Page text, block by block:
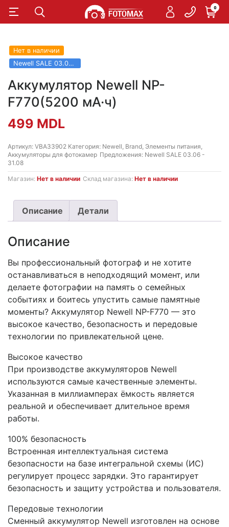
0
Нет в наличии
Newell SALE 03.06 - 31.08
Аккумулятор Newell NP-
F770(5200 мА·ч)
499 MDL
Артикул: VBA33902 Категория: Newell, Brand, Элементы питания,
Аккумуляторы для фотокамер Предложения: Newell SALE 03.06 -
31.08
Магазин: Нет в наличии Склад магазина: Нет в наличии
Описание Детали
Описание
Вы профессиональный фотограф и не хотите
останавливаться в неподходящий момент, или
делаете фотографии на память о семейных
событиях и боитесь упустить самые памятные
моменты? Аккумулятор Newell NP-F770 — это
высокое качество, безопасность и передовые
технологии по привлекательной цене.
Высокое качество
При производстве аккумуляторов Newell
используются самые качественные элементы.
Указанная в миллиамперах ёмкость является
реальной и обеспечивает длительное время
работы.
100% безопасность
Встроенная интеллектуальная система
безопасности на базе интегральной схемы (ИС)
регулирует процесс зарядки. Это гарантирует
безопасность и защиту устройства и пользователя.
Передовые технологии
Сменный аккумулятор Newell изготовлен на основе